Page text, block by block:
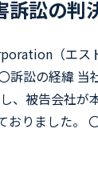
訟の判
（エ
訟の経緯
被告会社
りました